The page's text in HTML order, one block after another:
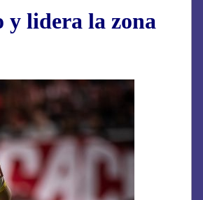
lidera la zona